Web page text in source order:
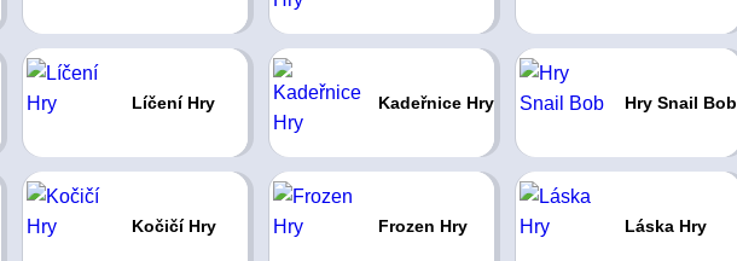
Líčení Hry Kadeřnice Hry Hry Snail Bob
Kočičí Hry Frozen Hry Láska Hry